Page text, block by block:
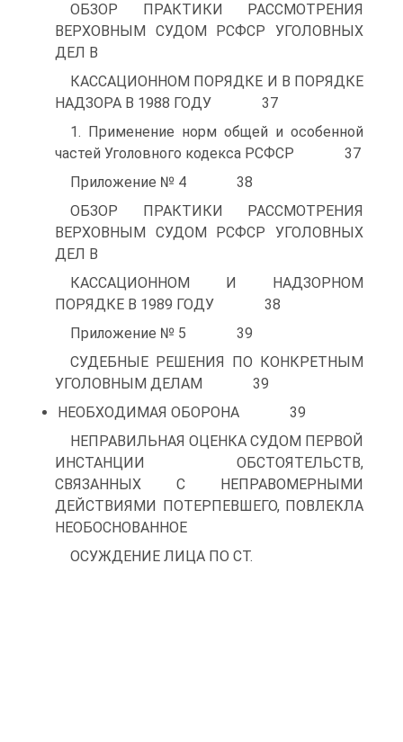
ОБЗОР ПРАКТИКИ РАССМОТРЕНИЯ
ВЕРХОВНЫМ СУДОМ РСФСР УГОЛОВНЫХ
ДЕЛ В
КАССАЦИОННОМ ПОРЯДКЕ И В ПОРЯДКЕ
НАДЗОРА В 1988 ГОДУ 37
1. Применение норм общей и особенной
частей Уголовного кодекса РСФСР 37
Приложение № 4 38
ОБЗОР ПРАКТИКИ РАССМОТРЕНИЯ
ВЕРХОВНЫМ СУДОМ РСФСР УГОЛОВНЫХ
ДЕЛ В
КАССАЦИОННОМ И НАДЗОРНОМ
ПОРЯДКЕ В 1989 ГОДУ 38
Приложение № 5 39
СУДЕБНЫЕ РЕШЕНИЯ ПО КОНКРЕТНЫМ
УГОЛОВНЫМ ДЕЛАМ 39
НЕОБХОДИМАЯ ОБОРОНА 39
НЕПРАВИЛЬНАЯ ОЦЕНКА СУДОМ ПЕРВОЙ
ИНСТАНЦИИ ОБСТОЯТЕЛЬСТВ,
СВЯЗАННЫХ С НЕПРАВОМЕРНЫМИ
ДЕЙСТВИЯМИ ПОТЕРПЕВШЕГО, ПОВЛЕКЛА
НЕОБОСНОВАННОЕ
ОСУЖДЕНИЕ ЛИЦА ПО СТ.